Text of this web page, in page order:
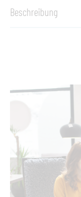
Beschreibung
Der
pulverbeschichtet.
304 Streifenbürste
Ausgestattet mit Anti-
Einzigartiges
draußen zu halten,
nahtlosen Übergang
macht die Rizz